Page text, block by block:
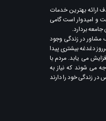
ارائه بهترین خدمات
و امیدوار است گامی
بردارد.
مشاور در زندگی وجود
دغدغه بیشتری پیدا
می یابد. مردم با
می شوند که نیاز به
زندگی خود را دارند​​​​​​​